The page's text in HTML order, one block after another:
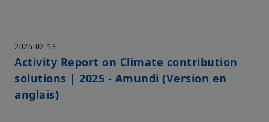
2026-02-13
Activity Report on Climate contribution
solutions | 2025 - Amundi (Version en
anglais)